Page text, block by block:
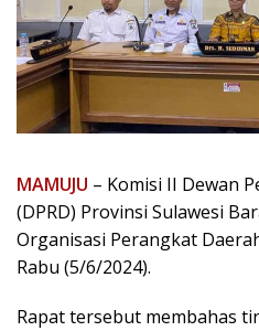
MAMUJU – Komisi II Dewan
(DPRD) Provinsi Sulawesi
Organisasi Perangkat
Rabu (5/6/2024).
Rapat tersebut membahas